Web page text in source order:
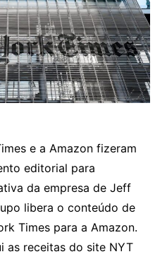
e a Amazon fizeram
editorial para
da empresa de Jeff
libera o conteúdo de
Times para a Amazon.
as receitas do site NYT